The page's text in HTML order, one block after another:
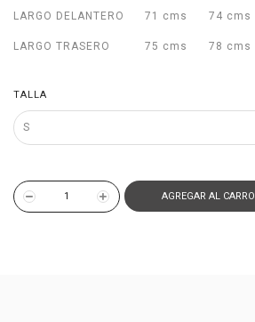
LARGO DELANTERO 71 cms 74 cms
LARGO TRASERO 75 cms 78 cms
TALLA
AGREGAR AL CARRO